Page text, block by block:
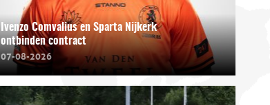
Ivenzo Comvalius en Sparta Nijkerk
ontbinden contract
07-08-2026